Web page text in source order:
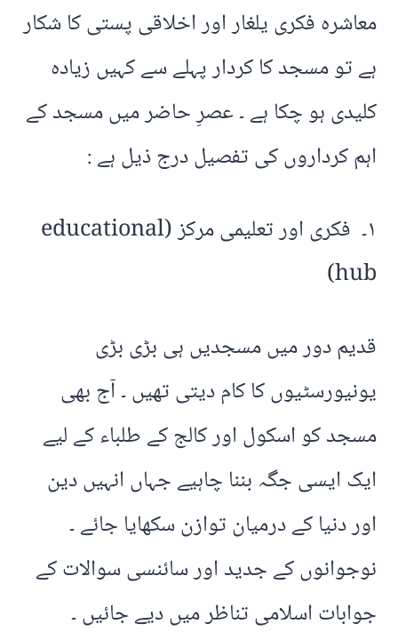
معاشرہ فکری یلغار اور اخلاقی پستی کا شکار
ہے تو مسجد کا کردار پہلے سے کہیں زیادہ
کلیدی ہو چکا ہے ۔ عصرِ حاضر میں مسجد کے
اہم کرداروں کی تفصیل درج ذیل ہے :
۱۔ فکری اور تعلیمی مرکز (educational
hub)
قدیم دور میں مسجدیں ہی بڑی بڑی
یونیورسٹیوں کا کام دیتی تھیں ۔ آج بھی
مسجد کو اسکول اور کالج کے طلباء کے لیے
ایک ایسی جگہ بننا چاہیے جہاں انہیں دین
اور دنیا کے درمیان توازن سکھایا جائے ۔
نوجوانوں کے جدید اور سائنسی سوالات کے
جوابات اسلامی تناظر میں دیے جائیں ۔